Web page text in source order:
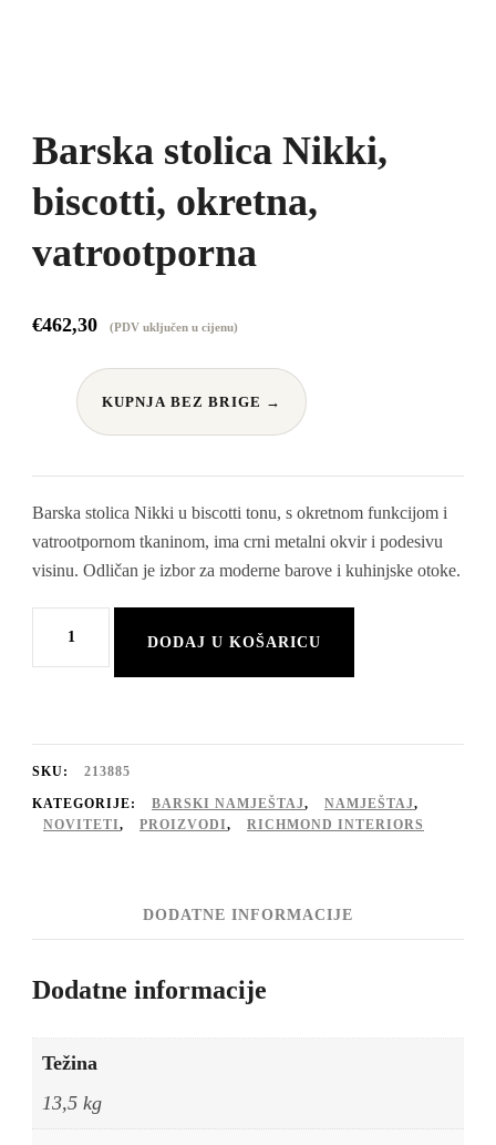
Barska stolica Nikki,
biscotti, okretna,
vatrootporna
€462,30 (PDV uključen u cijenu)
KUPNJA BEZ BRIGE →
Barska stolica Nikki u biscotti tonu, s okretnom funkcijom i
vatrootpornom tkaninom, ima crni metalni okvir i podesivu
visinu. Odličan je izbor za moderne barove i kuhinjske otoke.
stolica
okretna,
vatrootporna
DODAJ U KOŠARICU
SKU: 213885
KATEGORIJE: BARSKI NAMJEŠTAJ, NAMJEŠTAJ,
NOVITETI, PROIZVODI, RICHMOND INTERIORS
DODATNE INFORMACIJE
Dodatne informacije
Težina
13,5 kg